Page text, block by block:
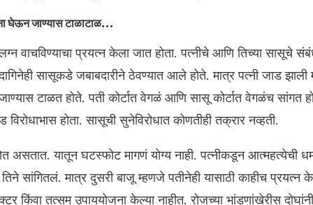
घेऊन जाण्यास टाळाटाळ...
वाचविण्याचा प्रयत्न केला जात होता. पत्नीचे आणि तिच्या सासूचे
सासूकडे जबाबदारीने ठेवण्यात आले होते. मात्र पत्नी जाड झाली
टाळत होते. पती कोर्टात वेगळं आणि सासू कोर्टात वेगळंच सांगत
विरोधाभास होता. सासूची सुनेविरोधात कोणतीही तक्रार नव्हती.
असतात. यातून घटस्फोट मागणं योग्य नाही. पत्नीकडून आत्महत्येची
सांगितलं. मात्र दुसरी बाजू म्हणजे पतीनेही यासाठी काहीच प्रयत्न
किंवा तत्सम उपाययोजना केल्या नाहीत. रोजच्या भांडणांखेरीस